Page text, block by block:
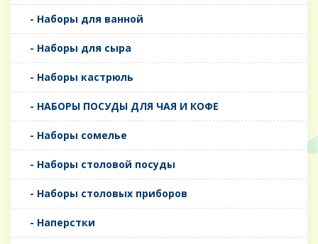
- Наборы для ванной
- Наборы для сыра
- Наборы кастрюль
- НАБОРЫ ПОСУДЫ ДЛЯ ЧАЯ И КОФЕ
- Наборы сомелье
- Наборы столовой посуды
- Наборы столовых приборов
- Наперстки